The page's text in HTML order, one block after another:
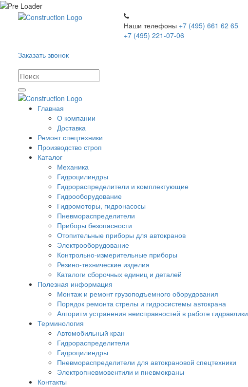
Наши телефоны +7 (495) 661 62 65
+7 (495) 221-07-06
Заказать звонок
Главная
О компании
Доставка
Ремонт спецтехники
Производство строп
Каталог
Механика
Гидроцилиндры
Гидрораспределители и комплектующие
Гидрооборудование
Гидромоторы, гидронасосы
Пневмораспределители
Приборы безопасности
Отопительные приборы для автокранов
Электрооборудование
Контрольно-измерительные приборы
Резино-технические изделия
Каталоги сборочных единиц и деталей
Полезная информация
Монтаж и ремонт грузоподъемного оборудования
Порядок ремонта стрелы и гидросистемы автокрана
Алгоритм устранения неисправностей в работе гидравлики
Терминология
Автомобильный кран
Гидрораспределители
Гидроцилиндры
Пневмораспределители для автокрановой спецтехники
Электропневмовентили и пневмокраны
Контакты